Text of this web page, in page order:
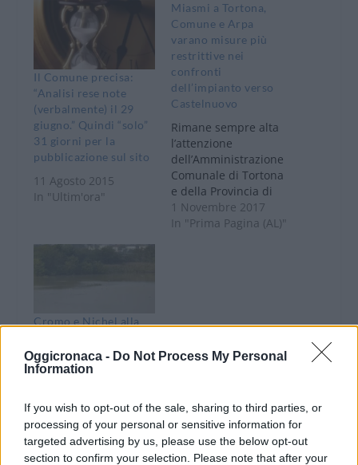
Oggicronaca - Do Not Process My Personal
Information
If you wish to opt-out of the sale, sharing to third parties, or
processing of your personal or sensitive information for
targeted advertising by us, please use the below opt-out
section to confirm your selection. Please note that after your
Il Comune precisa:
“Analisi rese note
(verbalmente) il 29
giugno.” Quindi “solo”
31 giorni per la
pubblicazione sul sito
11 Agosto 2015
In "Ultim'ora"
Miasmi a Tortona,
Comune e Arpa
varano misure più
restrittive nei
confronti
dell’impianto verso
Castelnuovo
Rimane sempre alta
l’attenzione
dell’Amministrazione
Comunale di Tortona
e della Provincia di
Alessandria, per
risolvere il problema
delle analisi
olfattometriche
Direzione Ambiente
della Provincia di
Alessandria,…
1 Novembre 2017
In "Prima Pagina (AL)"
Cromo e Nichel alla
Tortona sopra i limiti
di legge, zero amianto
10 Agosto 2015
In "Tortona"